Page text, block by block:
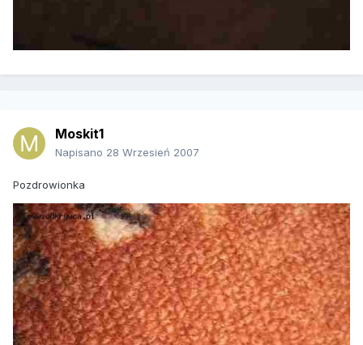
Moskit1
Napisano 28 Wrzesień 2007
Pozdrowionka